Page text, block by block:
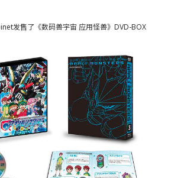
发售了《数码兽宇宙 应用怪兽》DVD-BOX